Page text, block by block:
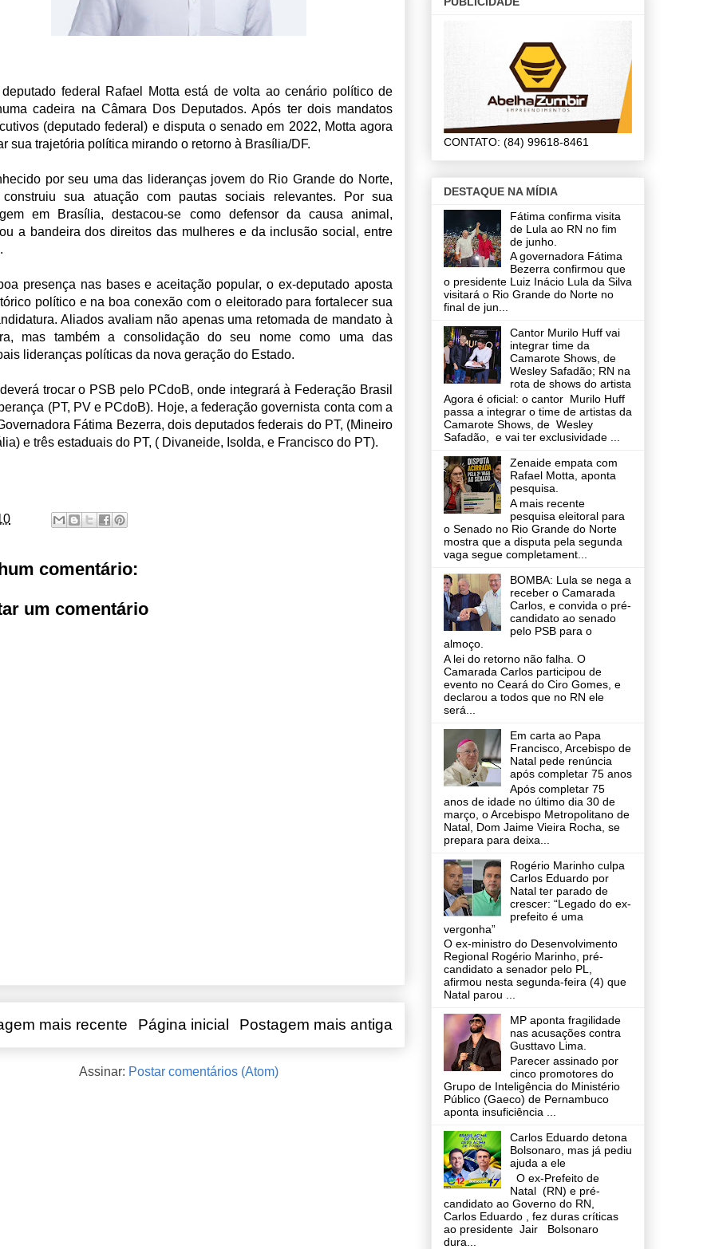
federal Rafael Motta está de volta ao cenário político de
cadeira na Câmara Dos Deputados. Após ter dois mandatos
(deputado federal) e disputa o senado em 2022, Motta agora
sua trajetória política mirando o retorno à Brasília/DF.
por seu uma das lideranças jovem do Rio Grande do Norte,
construiu sua atuação com pautas sociais relevantes. Por sua
em Brasília, destacou-se como defensor da causa animal,
a bandeira dos direitos das mulheres e da inclusão social, entre
presença nas bases e aceitação popular, o ex-deputado aposta
político e na boa conexão com o eleitorado para fortalecer sua
Aliados avaliam não apenas uma retomada de mandato à
mas também a consolidação do seu nome como uma das
lideranças políticas da nova geração do Estado.
trocar o PSB pelo PCdoB, onde integrará à Federação Brasil
(PT, PV e PCdoB). Hoje, a federação governista conta com a
Fátima Bezerra, dois deputados federais do PT, (Mineiro
e três estaduais do PT, ( Divaneide, Isolda, e Francisco do PT).
comentário:
um comentário
mais recente Postagem mais antiga
Página inicial
Assinar: Postar comentários (Atom)
CONTATO: (84) 99618-8461
DESTAQUE NA MÍDIA
Fátima confirma visita
de Lula ao RN no fim
de junho.
A governadora Fátima
Bezerra confirmou que
o presidente Luiz Inácio Lula da Silva
visitará o Rio Grande do Norte no
final de jun...
Cantor Murilo Huff vai
integrar time da
Camarote Shows, de
Wesley Safadão; RN na
rota de shows do artista
Agora é oficial: o cantor Murilo Huff
passa a integrar o time de artistas da
Camarote Shows, de Wesley
Safadão, e vai ter exclusividade ...
Zenaide empata com
Rafael Motta, aponta
pesquisa.
A mais recente
pesquisa eleitoral para
o Senado no Rio Grande do Norte
mostra que a disputa pela segunda
vaga segue completament...
BOMBA: Lula se nega a
receber o Camarada
Carlos, e convida o pré-
candidato ao senado
pelo PSB para o
almoço.
A lei do retorno não falha. O
Camarada Carlos participou de
evento no Ceará do Ciro Gomes, e
declarou a todos que no RN ele
será...
Em carta ao Papa
Francisco, Arcebispo de
Natal pede renúncia
após completar 75 anos
Após completar 75
anos de idade no último dia 30 de
março, o Arcebispo Metropolitano de
Natal, Dom Jaime Vieira Rocha, se
prepara para deixa...
Rogério Marinho culpa
Carlos Eduardo por
Natal ter parado de
crescer: “Legado do ex-
prefeito é uma
vergonha”
O ex-ministro do Desenvolvimento
Regional Rogério Marinho, pré-
candidato a senador pelo PL,
afirmou nesta segunda-feira (4) que
Natal parou ...
MP aponta fragilidade
nas acusações contra
Gusttavo Lima.
Parecer assinado por
cinco promotores do
Grupo de Inteligência do Ministério
Público (Gaeco) de Pernambuco
aponta insuficiência ...
Carlos Eduardo detona
Bolsonaro, mas já pediu
ajuda a ele
O ex-Prefeito de
Natal (RN) e pré-
candidato ao Governo do RN,
Carlos Eduardo , fez duras críticas
ao presidente Jair Bolsonaro
dura...